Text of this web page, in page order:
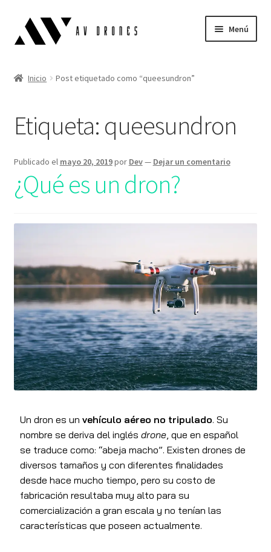
Menú
Blog
Español
Inicio Post etiquetado como “queesundron”
Etiqueta: queesundron
Publicado el mayo 20, 2019por Dev— Dejar un comentario
¿Qué es un dron?
Un dron es un vehículo aéreo no tripulado. Su
nombre se deriva del inglés drone, que en español
se traduce como: “abeja macho”. Existen drones de
diversos tamaños y con diferentes finalidades
desde hace mucho tiempo, pero su costo de
fabricación resultaba muy alto para su
comercialización a gran escala y no tenían las
características que poseen actualmente.